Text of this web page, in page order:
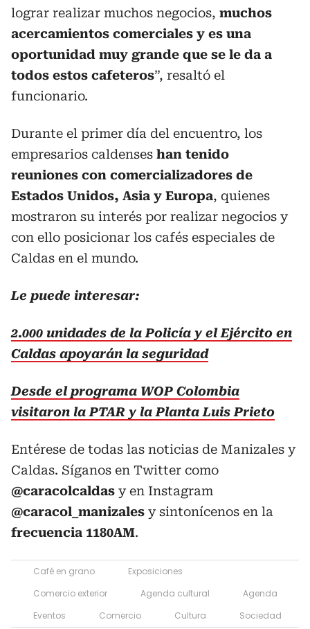
lograr realizar muchos negocios, muchos
acercamientos comerciales y es una
oportunidad muy grande que se le da a
todos estos cafeteros”, resaltó el
funcionario.
Durante el primer día del encuentro, los
empresarios caldenses han tenido
reuniones con comercializadores de
Estados Unidos, Asia y Europa, quienes
mostraron su interés por realizar negocios y
con ello posicionar los cafés especiales de
Caldas en el mundo.
Le puede interesar:
2.000 unidades de la Policía y el Ejército en
Caldas apoyarán la seguridad
Desde el programa WOP Colombia
visitaron la PTAR y la Planta Luis Prieto
Entérese de todas las noticias de Manizales y
Caldas. Síganos en Twitter como
@caracolcaldas y en Instagram
@caracol_manizales y sintonícenos en la
frecuencia 1180AM.
Café en grano
Exposiciones
Comercio exterior
Agenda cultural
Agenda
Eventos
Comercio Cultura Sociedad